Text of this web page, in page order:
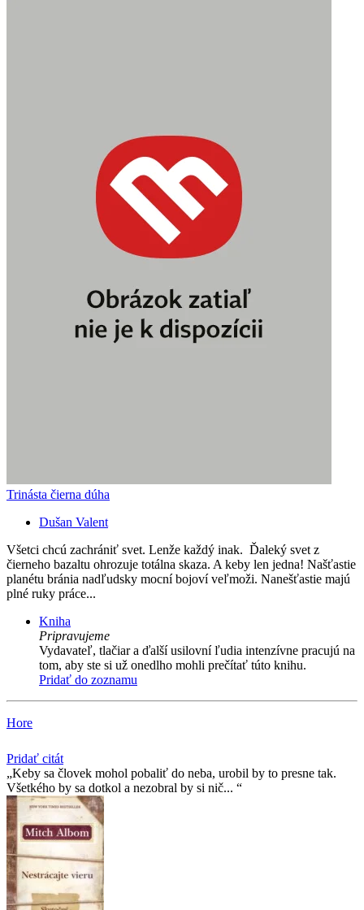
Trinásta čierna dúha
Dušan Valent
Všetci chcú zachrániť svet. Lenže každý inak. Ďaleký svet z
čierneho bazaltu ohrozuje totálna skaza. A keby len jedna! Našťastie
planétu bránia nadľudsky mocní bojoví veľmoži. Nanešťastie majú
plné ruky práce...
Kniha
Pripravujeme
Vydavateľ, tlačiar a ďalší usilovní ľudia intenzívne pracujú na
tom, aby ste si už onedlho mohli prečítať túto knihu.
Pridať do zoznamu
Hore
Pridať citát
Keby sa človek mohol pobaliť do neba, urobil by to presne tak.
Všetkého by sa dotkol a nezobral by si nič...